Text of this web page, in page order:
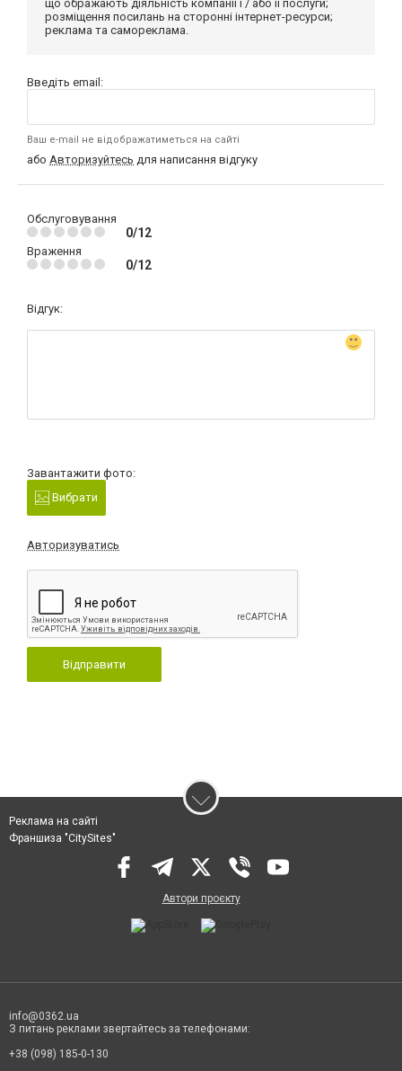
що ображають діяльність компанії і / або її послуги;
розміщення посилань на сторонні інтернет-ресурси;
реклама та самореклама.
Введіть email:
Ваш e-mail не відображатиметься на сайті
або Авторизуйтесь для написання відгуку
Обслуговування
0/12
Враження
0/12
Відгук:
Завантажити фото:
Вибрати
Авторизуватись
Відправити
Реклама на сайті
Франшиза "CitySites"
Автори проєкту
info@0362.ua
З питань реклами звертайтесь за телефонами:
+38 (098) 185-0-130